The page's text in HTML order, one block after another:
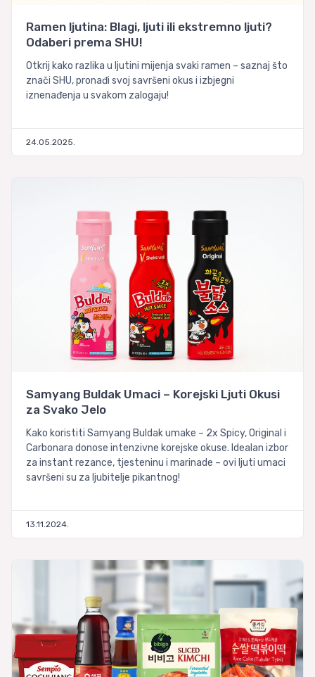
Ramen ljutina: Blagi, ljuti ili ekstremno ljuti?
Odaberi prema SHU!
Otkrij kako razlika u ljutini mijenja svaki ramen – saznaj što
znači SHU, pronađi svoj savršeni okus i izbjegni
iznenađenja u svakom zalogaju!
24.05.2025.
Samyang Buldak Umaci – Korejski Ljuti Okusi
za Svako Jelo
Kako koristiti Samyang Buldak umake – 2x Spicy, Original i
Carbonara donose intenzivne korejske okuse. Idealan izbor
za instant rezance, tjesteninu i marinade – ovi ljuti umaci
savršeni su za ljubitelje pikantnog!
13.11.2024.